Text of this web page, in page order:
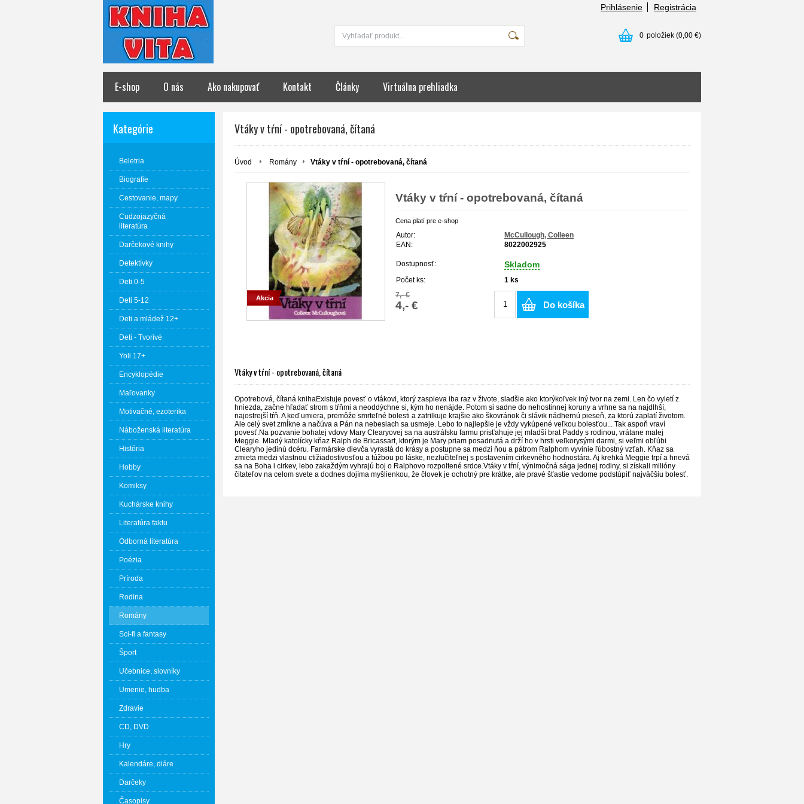
Prihlásenie Registrácia
0 položiek (0,00 €)
E-shop O nás Ako nakupovať Kontakt Články Virtuálna prehliadka
Kategórie
Beletria
Biografie
Cestovanie, mapy
Cudzojazyčná
literatúra
Darčekové knihy
Detektívky
Deti 0-5
Deti 5-12
Deti a mládež 12+
Deti - Tvorivé
Yoli 17+
Encyklopédie
Maľovanky
Motivačné, ezoterika
Náboženská literatúra
História
Hobby
Komiksy
Kuchárske knihy
Literatúra faktu
Odborná literatúra
Poézia
Príroda
Rodina
Romány
Sci-fi a fantasy
Šport
Učebnice, slovníky
Umenie, hudba
Zdravie
CD, DVD
Hry
Kalendáre, diáre
Darčeky
Časopisy
Vtáky v tŕní - opotrebovaná, čítaná
Úvod Romány Vtáky v tŕní - opotrebovaná, čítaná
Akcia
Vtáky v tŕní - opotrebovaná, čítaná
Cena platí pre e-shop
Autor:
McCullough, Colleen
EAN:
8022002925
Dostupnosť: Skladom
Počet ks: 1 ks
7,- €
4,- € Do košíka
Vtáky v tŕní - opotrebovaná, čítaná
Opotrebová, čítaná knihaExistuje povesť o vtákovi, ktorý zaspieva iba raz v živote, sladšie ako ktorýkoľvek iný tvor na zemi. Len čo vyletí z
hniezda, začne hľadať strom s tŕňmi a neoddýchne si, kým ho nenájde. Potom si sadne do nehostinnej koruny a vrhne sa na najdlhší,
najostrejší tŕň. A keď umiera, premôže smrteľné bolesti a zatrilkuje krajšie ako škovránok či slávik nádhernú pieseň, za ktorú zaplatí životom.
Ale celý svet zmĺkne a načúva a Pán na nebesiach sa usmeje. Lebo to najlepšie je vždy vykúpené veľkou bolesťou... Tak aspoň vraví
povesť.Na pozvanie bohatej vdovy Mary Clearyovej sa na austrálsku farmu prisťahuje jej mladší brat Paddy s rodinou, vrátane malej
Meggie. Mladý katolícky kňaz Ralph de Bricassart, ktorým je Mary priam posadnutá a drží ho v hrsti veľkorysými darmi, si veľmi obľúbi
Clearyho jedinú dcéru. Farmárske dievča vyrastá do krásy a postupne sa medzi ňou a pátrom Ralphom vyvinie ľúbostný vzťah. Kňaz sa
zmieta medzi vlastnou ctižiadostivosťou a túžbou po láske, nezlučiteľnej s postavením cirkevného hodnostára. Aj krehká Meggie trpí a hnevá
sa na Boha i cirkev, lebo zakaždým vyhrajú boj o Ralphovo rozpoltené srdce.Vtáky v tŕní, výnimočná sága jednej rodiny, si získali milióny
čitateľov na celom svete a dodnes dojíma myšlienkou, že človek je ochotný pre krátke, ale pravé šťastie vedome podstúpiť najväčšiu bolesť.